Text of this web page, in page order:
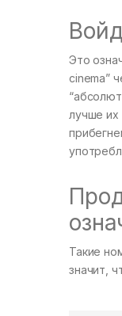
Это
cinema”
лучше их
Такие
значит,